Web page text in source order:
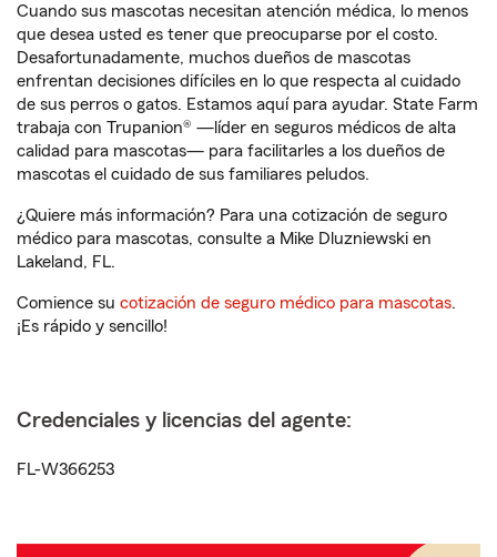
Cuando sus mascotas necesitan atención médica, lo menos
que desea usted es tener que preocuparse por el costo.
Desafortunadamente, muchos dueños de mascotas
enfrentan decisiones difíciles en lo que respecta al cuidado
de sus perros o gatos. Estamos aquí para ayudar. State Farm
trabaja con Trupanion® —líder en seguros médicos de alta
calidad para mascotas— para facilitarles a los dueños de
mascotas el cuidado de sus familiares peludos.
¿Quiere más información? Para una cotización de seguro
médico para mascotas, consulte a Mike Dluzniewski en
Lakeland, FL.
Comience su cotización de seguro médico para mascotas.
¡Es rápido y sencillo!
Credenciales y licencias del agente:
FL-W366253